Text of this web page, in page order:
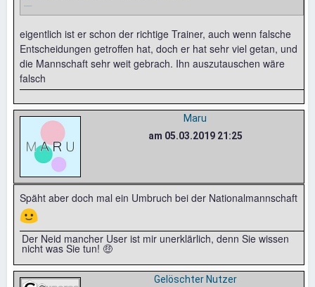
eigentlich ist er schon der richtige Trainer, auch wenn falsche
Entscheidungen getroffen hat, doch er hat sehr viel getan, und
die Mannschaft sehr weit gebrach. Ihn auszutauschen wäre
falsch
Maru
am 05.03.2019 21:25
Späht aber doch mal ein Umbruch bei der Nationalmannschaft
🙂
Der Neid mancher User ist mir unerklärlich, denn Sie wissen
nicht was Sie tun! 🤑
Gelöschter Nutzer